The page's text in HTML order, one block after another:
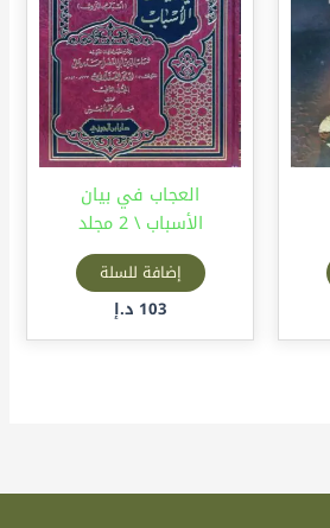
العجاب في بيان
الأسباب \ 2 مجلد
إضافة للسلة
103 د.إ